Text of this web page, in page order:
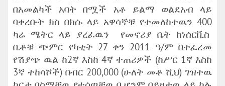
በአመልካች አባት በሟች አቶ ይልማ ወልደአብ ላይ
ባቀረቡት ክስ በክሱ ላይ አዋሳኞቹ የተመለከተዉን 400
ካሬ ሜትር ላይ ያረፈዉን የመኖሪያ ቤት ከነሰርቪስ
ቤቶቹ ጭምር የካቲት 27 ቀን 2011 ዓ/ም በተፈረመ
የሽያጭ ዉል ከ2ኛ እስከ 4ኛ ተጠሪዎች (ከሥር 1ኛ እስከ
3ኛ ተከሳሾች) በብር 200,000 (ሁለት መቶ ሺህ) ገዝተዉ